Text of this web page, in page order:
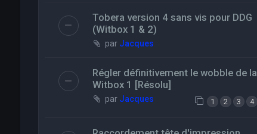
Tobera version 4 sans vis pour DDG
(Witbox 1 & 2)
par Jacques
Régler définitivement le wobble de la
Witbox 1 [Résolu]
par Jacques 1 2 3 4